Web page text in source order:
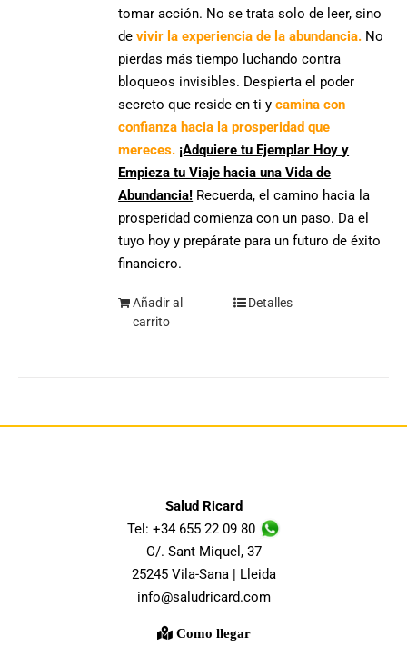
tomar acción. No se trata solo de leer, sino
devivir la experiencia de la abundancia. No
pierdas más tiempo luchando contra
bloqueos invisibles. Despierta el poder
secreto que reside en tiycamina con
confianza hacia la prosperidad que
mereces. ¡Adquiere tu Ejemplar Hoy y
Empieza tu Viaje hacia una Vida de
Abundancia! Recuerda, el camino hacia la
prosperidad comienza con un paso. Da el
tuyo hoy y prepárate para un futuro de éxito
financiero.
Añadir al
carrito
Detalles
Salud Ricard
Tel: +34 655 22 09 80
C/. Sant Miquel, 37
25245 Vila-Sana | Lleida
info@saludricard.com
Como llegar